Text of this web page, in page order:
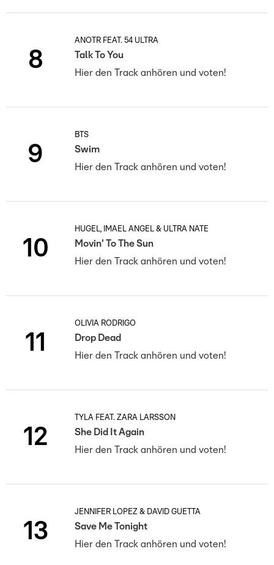
8
ANOTR FEAT. 54 ULTRA
Talk To You
Hier den Track anhören und voten!
9
BTS
Swim
Hier den Track anhören und voten!
10
HUGEL, IMAEL ANGEL & ULTRA NATÉ
Movin' To The Sun
Hier den Track anhören und voten!
11
OLIVIA RODRIGO
Drop Dead
Hier den Track anhören und voten!
12
TYLA FEAT. ZARA LARSSON
She Did It Again
Hier den Track anhören und voten!
13
JENNIFER LOPEZ & DAVID GUETTA
Save Me Tonight
Hier den Track anhören und voten!